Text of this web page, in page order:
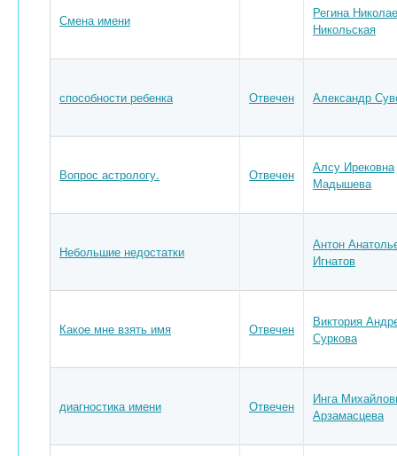
Смена имени
Регина
Никольская
способности ребенка Отвечен Александр
Вопрос астрологу. Отвечен
Алсу Ирековна
Мадышева
Небольшие недостатки
Антон
Игнатов
Какое мне взять имя Отвечен
Виктория
Суркова
диагностика имени Отвечен
Инга
Арзамасцева